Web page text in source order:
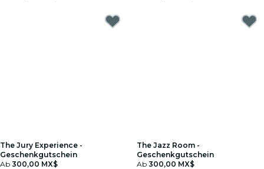
The Jury Experience -
Geschenkgutschein
Ab 300,00 MX$
The Jazz Room -
Geschenkgutschein
Ab 300,00 MX$